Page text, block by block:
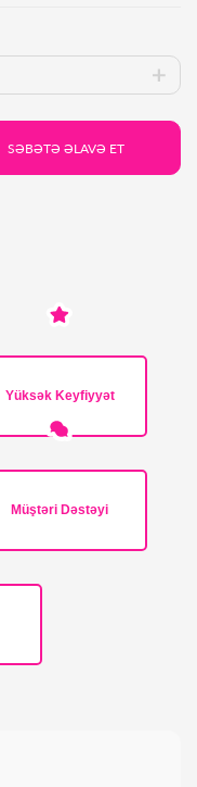
SƏBƏTƏ ƏLAVƏ ET
Yüksək Keyfiyyət
Müştəri Dəstəyi